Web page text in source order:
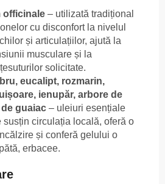
officinale – utilizată tradițional
cu disconfort la nivelul
și articulațiilor, ajută la
musculare și la
solicitate.
eucalipt, rozmarin,
ienupăr, arbore de
guaiac – uleiuri esențiale
susțin circulația locală, oferă o
și conferă gelului o
erbacee.